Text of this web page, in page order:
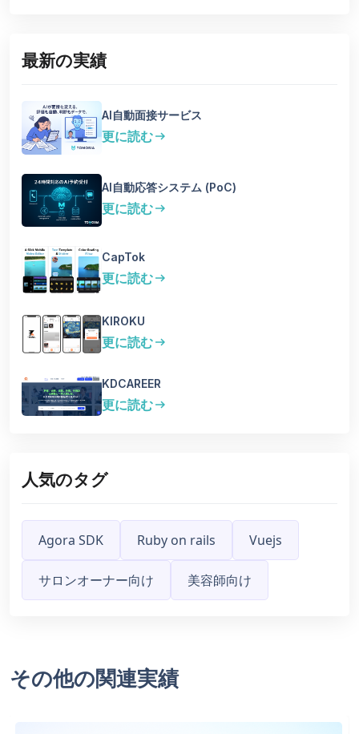
最新の実績
AI自動面接サービス
更に読むarrow_right_alt
AI自動応答システム (PoC)
更に読むarrow_right_alt
CapTok
更に読むarrow_right_alt
KIROKU
更に読むarrow_right_alt
KDCAREER
更に読むarrow_right_alt
人気のタグ
Agora SDK Ruby on rails Vuejs
サロンオーナー向け 美容師向け
その他の関連実績